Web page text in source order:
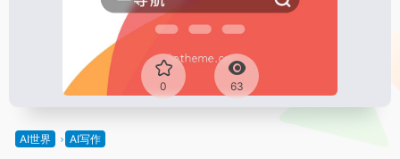
0 63
AI世界 AI写作